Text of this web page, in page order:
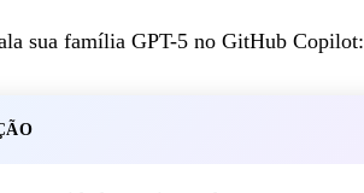
sua família GPT-5 no GitHub Copilot: